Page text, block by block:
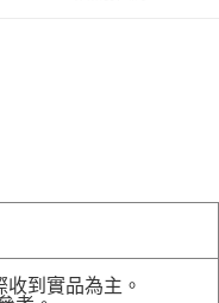
品］
到實品為主。